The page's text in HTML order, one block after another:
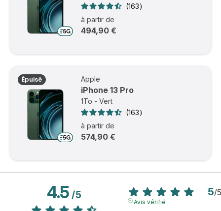
163
à partir de
494,90 €
Épuisé Apple
iPhone 13 Pro
1To - Vert
163
à partir de
574,90 €
4.5/5 5/5
Avis vérifié